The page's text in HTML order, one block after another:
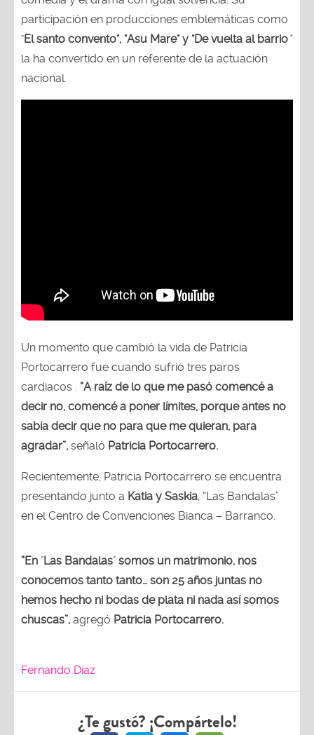
participación en producciones emblemáticas como
"El santo convento", "Asu Mare" y "De vuelta al barrio"
la ha convertido en un referente de la actuación
nacional.
Un momento que cambió la vida de Patricia
Portocarrero fue cuando sufrió tres paros
cardiacos . “A raíz de lo que me pasó comencé a
decir no, comencé a poner límites, porque antes no
sabía decir que no para que me quieran, para
agradar”, señaló Patricia Portocarrero.
Recientemente, Patricia Portocarrero se encuentra
presentando junto a Katia y Saskia, “Las Bandalas”
en el Centro de Convenciones Bianca – Barranco.
“En ´Las Bandalas´ somos un matrimonio, nos
conocemos tanto tanto… son 25 años juntas no
hemos hecho ni bodas de plata ni nada así somos
chuscas”, agregó Patricia Portocarrero.
Fernando Díaz
¿Te gustó? ¡Compártelo!